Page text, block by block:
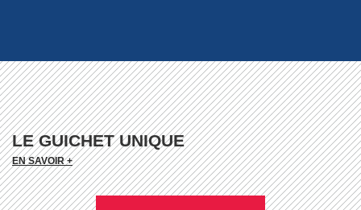
LE GUICHET UNIQUE
EN SAVOIR +